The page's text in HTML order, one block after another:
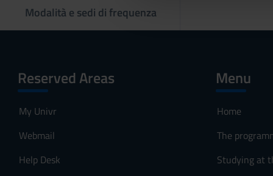
l
c
Modalità e sedi di frequenza
Reserved Areas
My Univr
Webmail
Help Desk
Menu
Home
The
Studying at